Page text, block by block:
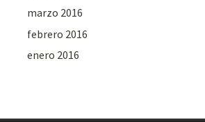
marzo 2016
febrero 2016
enero 2016